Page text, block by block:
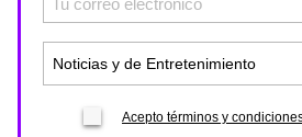
Acepto términos y